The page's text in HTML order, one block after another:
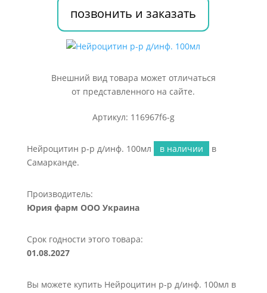
позвонить и заказать
Внешний вид товара может отличаться
от представленного на сайте.
Артикул: 116967f6-g
Нейроцитин р-р д/инф. 100мл в наличии
в
Самарканде.
Производитель:
Юрия фарм ООО Украина
Срок годности этого товара:
01.08.2027
Вы можете купить Нейроцитин р-р д/инф. 100мл в